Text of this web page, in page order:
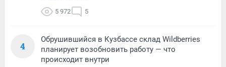
5 972 5
4
Обрушившийся в Кузбассе склад Wildberries
планирует возобновить работу — что
происходит внутри